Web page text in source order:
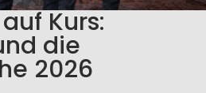
Kurs:
die
2026